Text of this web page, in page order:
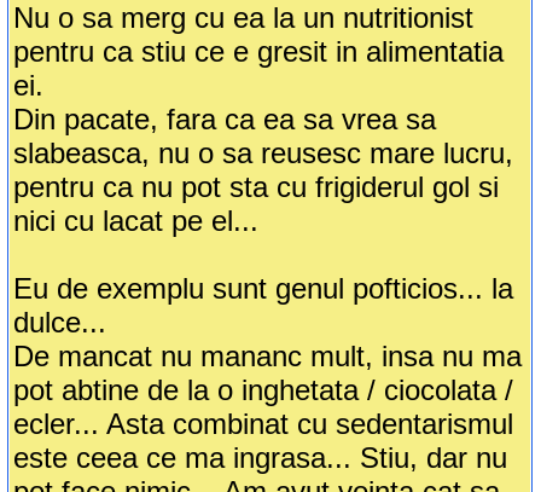
Nu o sa merg cu ea la un nutritionist
pentru ca stiu ce e gresit in alimentatia
ei.
Din pacate, fara ca ea sa vrea sa
slabeasca, nu o sa reusesc mare lucru,
pentru ca nu pot sta cu frigiderul gol si
nici cu lacat pe el...
Eu de exemplu sunt genul pofticios... la
dulce...
De mancat nu mananc mult, insa nu ma
pot abtine de la o inghetata / ciocolata /
ecler... Asta combinat cu sedentarismul
este ceea ce ma ingrasa... Stiu, dar nu